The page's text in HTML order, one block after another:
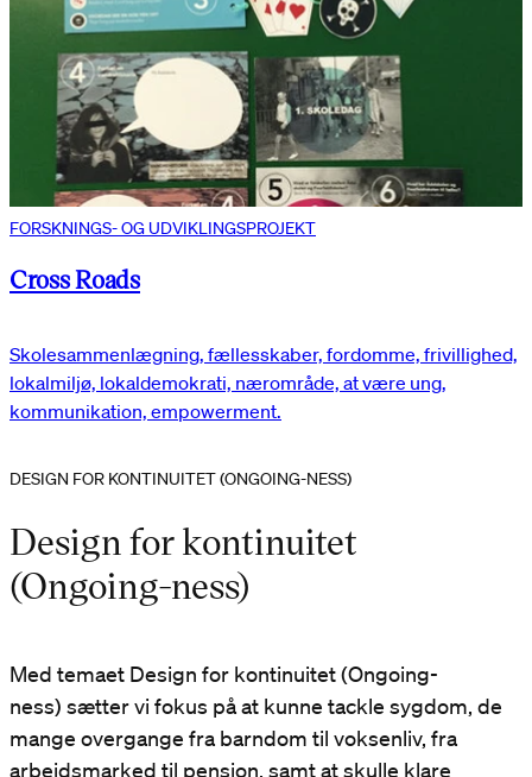
FORSKNINGS- OG UDVIKLINGSPROJEKT
Cross Roads
Skolesammenlægning, fællesskaber, fordomme, frivillighed,
lokalmiljø, lokaldemokrati, nærområde, at være ung,
kommunikation, empowerment.
DESIGN FOR KONTINUITET (ONGOING-NESS)
Design for kontinuitet
(Ongoing-ness)
Med temaet Design for kontinuitet (Ongoing-
ness) sætter vi fokus på at kunne tackle sygdom, de
mange overgange fra barndom til voksenliv, fra
arbejdsmarked til pension, samt at skulle klare